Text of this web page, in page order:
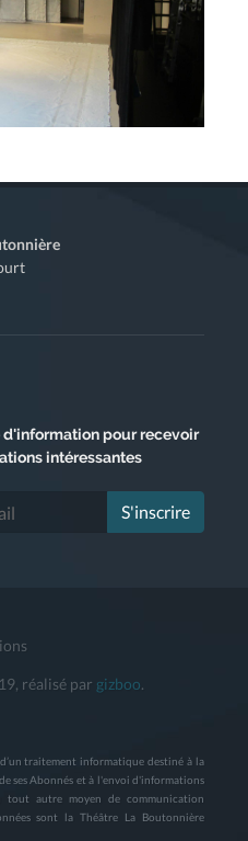
d'information pour recevoir
intéressantes
S'inscrire
réalisé par gizboo.
traitement informatique destiné à la
ses Abonnés et à l'envoi d'informations
tout autre moyen de communication
sont la Théâtre La Boutonnière